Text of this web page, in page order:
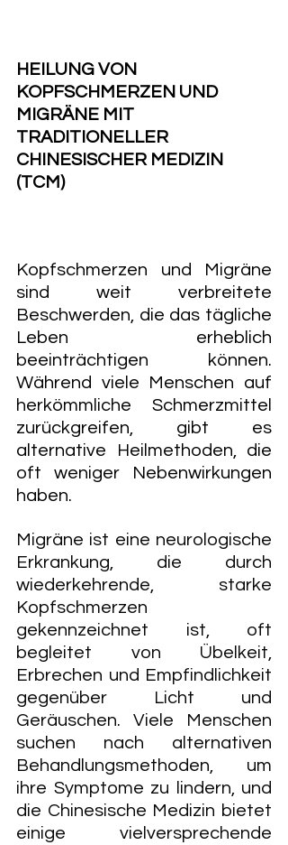
HEILUNG VON
KOPFSCHMERZEN UND
MIGRÄNE MIT
TRADITIONELLER
CHINESISCHER MEDIZIN
(TCM)
Kopfschmerzen und Migräne
sind weit verbreitete
Beschwerden, die das tägliche
Leben erheblich
beeinträchtigen können.
Während viele Menschen auf
herkömmliche Schmerzmittel
zurückgreifen, gibt es
alternative Heilmethoden, die
oft weniger Nebenwirkungen
haben.
Migräne ist eine neurologische
Erkrankung, die durch
wiederkehrende, starke
Kopfschmerzen
gekennzeichnet ist, oft
begleitet von Übelkeit,
Erbrechen und Empfindlichkeit
gegenüber Licht und
Geräuschen. Viele Menschen
suchen nach alternativen
Behandlungsmethoden, um
ihre Symptome zu lindern, und
die Chinesische Medizin bietet
einige vielversprechende